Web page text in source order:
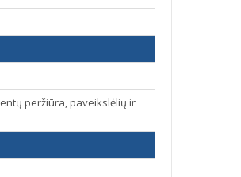
peržiūra, paveikslėlių ir